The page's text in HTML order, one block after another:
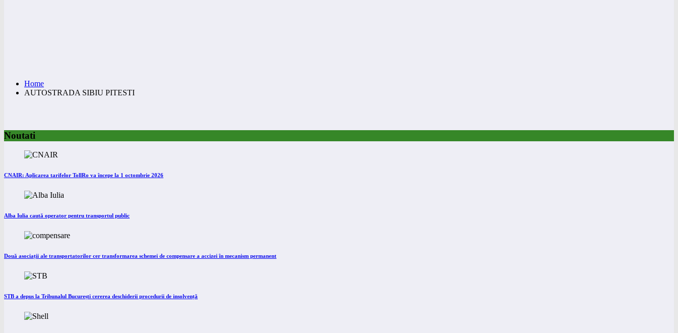
Home
AUTOSTRADA SIBIU PITESTI
Noutati
CNAIR: Aplicarea tarifelor TollRo va începe la 1 octombrie 2026
Alba Iulia caută operator pentru transportul public
Două asociații ale transportatorilor cer transformarea schemei de compensare a accizei în mecanism permanent
STB a depus la Tribunalul București cererea deschiderii procedurii de insolvență